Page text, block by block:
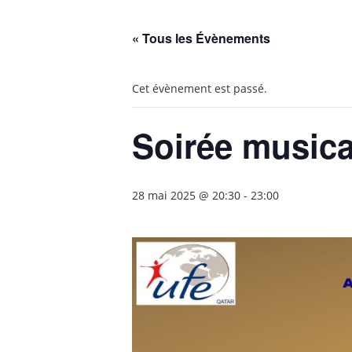
« Tous les Évènements
Cet évènement est passé.
Soirée
28 mai 2025 @ 20:30 - 23:00